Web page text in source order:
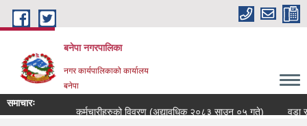
Skip to main content
बनेपा नगरपालिका
नगर कार्यपालिकाको कार्यालय
बनेपा
समाचारः
कर्मचारीहरुको विवरण (अद्यावधिक २०८३ साउन ०५ गते)
वडा